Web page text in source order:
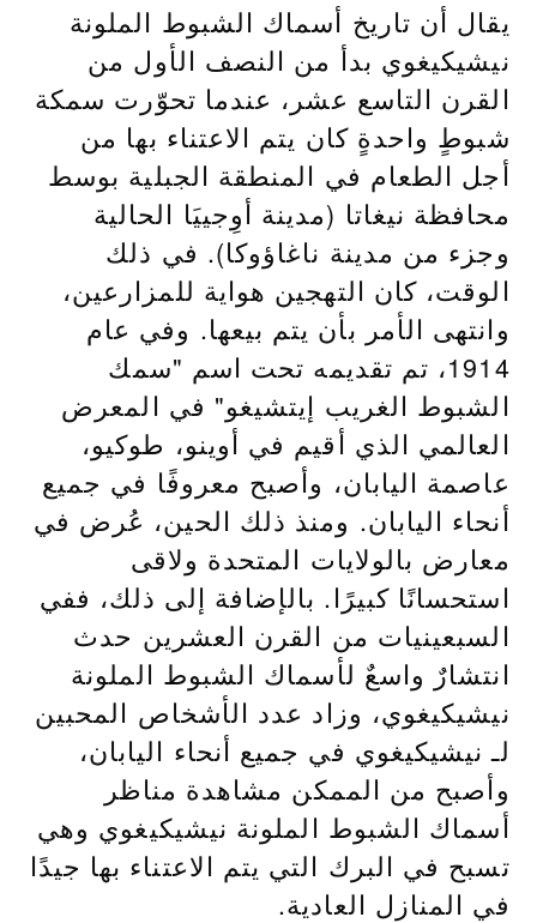
يقال أن تاريخ أسماك الشبوط الملونة
نيشيكيغوي بدأ من النصف الأول من
القرن التاسع عشر، عندما تحوّرت سمكة
شبوطٍ واحدةٍ كان يتم الاعتناء بها من
أجل الطعام في المنطقة الجبلية بوسط
محافظة نيغاتا (مدينة أوِجييَا الحالية
وجزء من مدينة ناغاؤوكا). في ذلك
الوقت، كان التهجين هواية للمزارعين،
وانتهى الأمر بأن يتم بيعها. وفي عام
1914، تم تقديمه تحت اسم "سمك
الشبوط الغريب إيتشيغو" في المعرض
العالمي الذي أقيم في أوينو، طوكيو،
عاصمة اليابان، وأصبح معروفًا في جميع
أنحاء اليابان. ومنذ ذلك الحين، عُرض في
معارض بالولايات المتحدة ولاقى
استحسانًا كبيرًا. بالإضافة إلى ذلك، ففي
السبعينيات من القرن العشرين حدث
انتشارٌ واسعٌ لأسماك الشبوط الملونة
نيشيكيغوي، وزاد عدد الأشخاص المحبين
لـ نيشيكيغوي في جميع أنحاء اليابان،
وأصبح من الممكن مشاهدة مناظر
أسماك الشبوط الملونة نيشيكيغوي وهي
تسبح في البرك التي يتم الاعتناء بها جيدًا
في المنازل العادية.